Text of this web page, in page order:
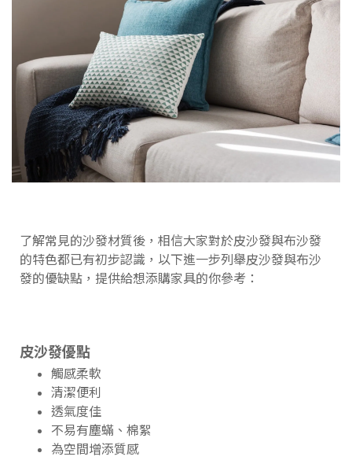
了解常見的沙發材質後，相信大家對於皮沙發與布沙發
的特色都已有初步認識，以下進一步列舉皮沙發與布沙
發的優缺點，提供給想添購家具的你參考：
皮沙發優點
觸感柔軟
清潔便利
透氣度佳
不易有塵蟎、棉絮
為空間增添質感